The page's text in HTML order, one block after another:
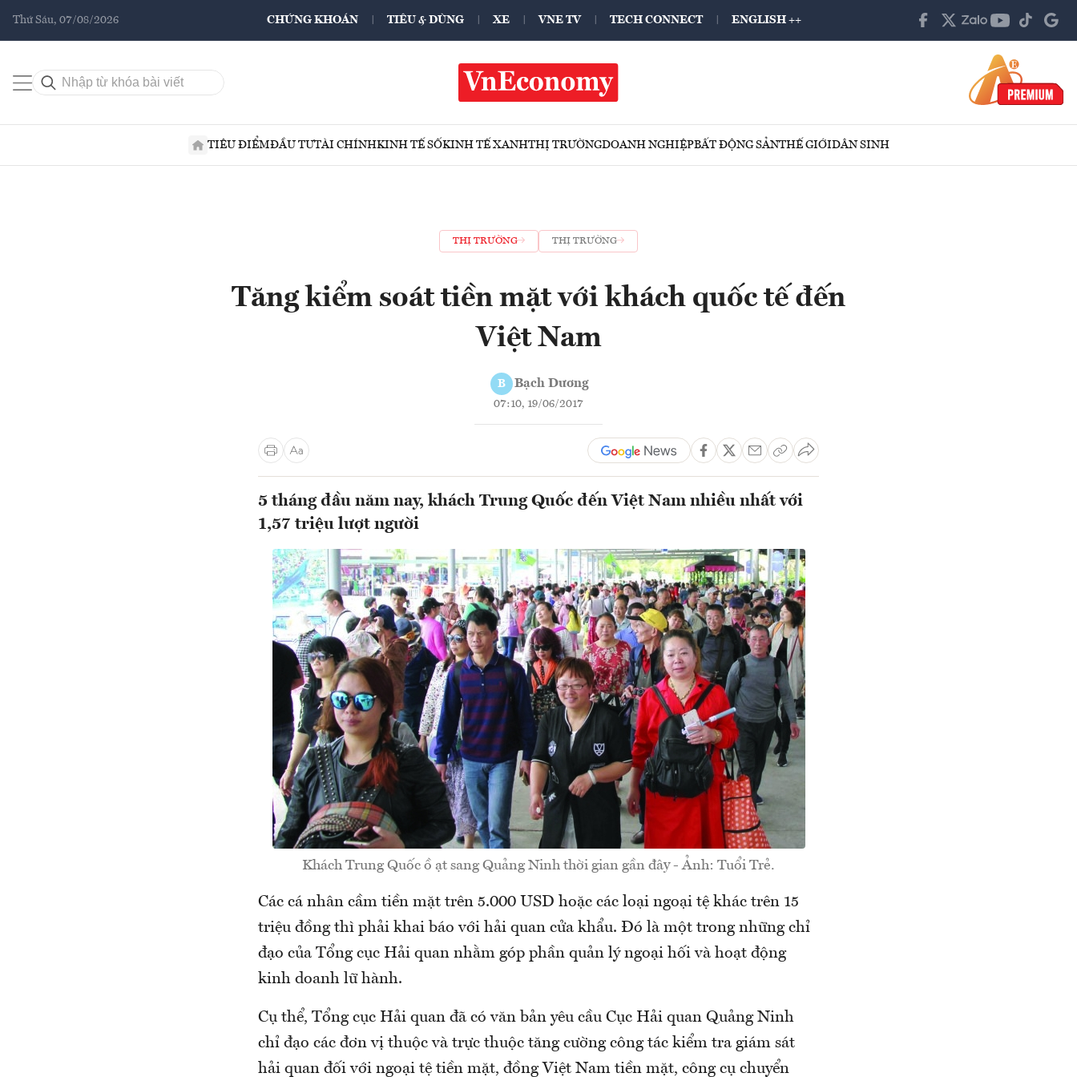
Thứ Sáu, 07/08/2026 CHỨNG KHOÁN TIÊU & DÙNG XE VNE TV TECH CONNECT ENGLISH ++
TIÊU ĐIỂMĐẦU TƯTÀI CHÍNHKINH TẾ SỐKINH TẾ XANHTHỊ TRƯỜNGDOANH NGHIỆPBẤT ĐỘNG SẢNTHẾ GIỚIDÂN SINH
THỊ TRƯỜNG THỊ TRƯỜNG
Tăng kiểm soát tiền mặt với khách quốc tế đến
Việt Nam
B Bạch Dương
07:10, 19/06/2017
5 tháng đầu năm nay, khách Trung Quốc đến Việt Nam nhiều nhất với
1,57 triệu lượt người
Khách Trung Quốc ồ ạt sang Quảng Ninh thời gian gần đây - Ảnh: Tuổi Trẻ.
Các cá nhân cầm tiền mặt trên 5.000 USD hoặc các loại ngoại tệ khác trên 15
triệu đồng thì phải khai báo với hải quan cửa khẩu. Đó là một trong những chỉ
đạo của Tổng cục Hải quan nhằm góp phần quản lý ngoại hối và hoạt động
kinh doanh lữ hành.
Cụ thể, Tổng cục Hải quan đã có văn bản yêu cầu Cục Hải quan Quảng Ninh
chỉ đạo các đơn vị thuộc và trực thuộc tăng cường công tác kiểm tra giám sát
hải quan đối với ngoại tệ tiền mặt, đồng Việt Nam tiền mặt, công cụ chuyển